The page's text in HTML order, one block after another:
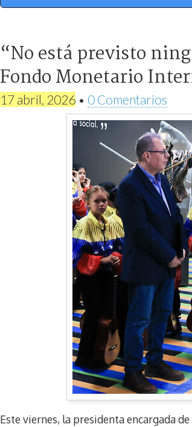
“No está previsto
Fondo Monetario
17 abril, 2026 • 0 Comentarios
Este viernes, la presidenta encargada